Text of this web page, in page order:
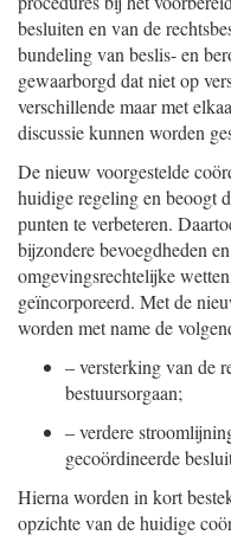
besluiten en van de
bundeling van beslis- en
gewaarborgd dat niet op
verschillende maar met
discussie kunnen worden
De nieuw voorgestelde
huidige regeling en beoogt
punten te verbeteren.
bijzondere bevoegdheden
omgevingsrechtelijke
geïncorporeerd. Met de
worden met name de
–versterking van de
bestuursorgaan;
–verdere
gecoördineerde
Hierna worden in kort
opzichte van de huidige